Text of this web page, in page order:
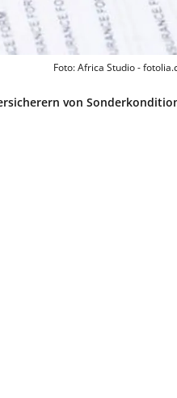
Foto: Africa Studio -
von